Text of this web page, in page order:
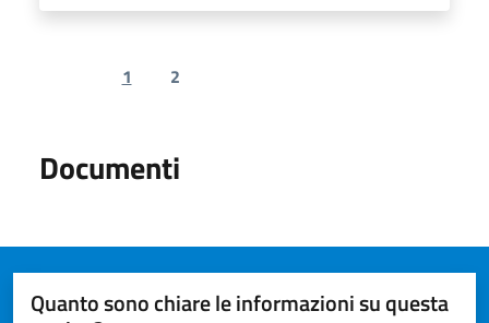
Previous page
1 2
Documenti
Quanto sono chiare le informazioni su questa